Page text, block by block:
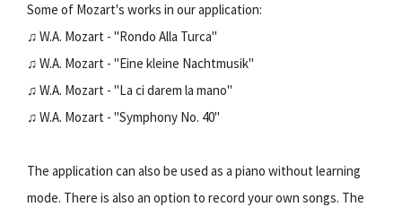
Some of Mozart's works in our application:
♫ W.A. Mozart - "Rondo Alla Turca"
♫ W.A. Mozart - "Eine kleine Nachtmusik"
♫ W.A. Mozart - "La ci darem la mano"
♫ W.A. Mozart - "Symphony No. 40"
The application can also be used as a piano without learning
mode. There is also an option to record your own songs. The